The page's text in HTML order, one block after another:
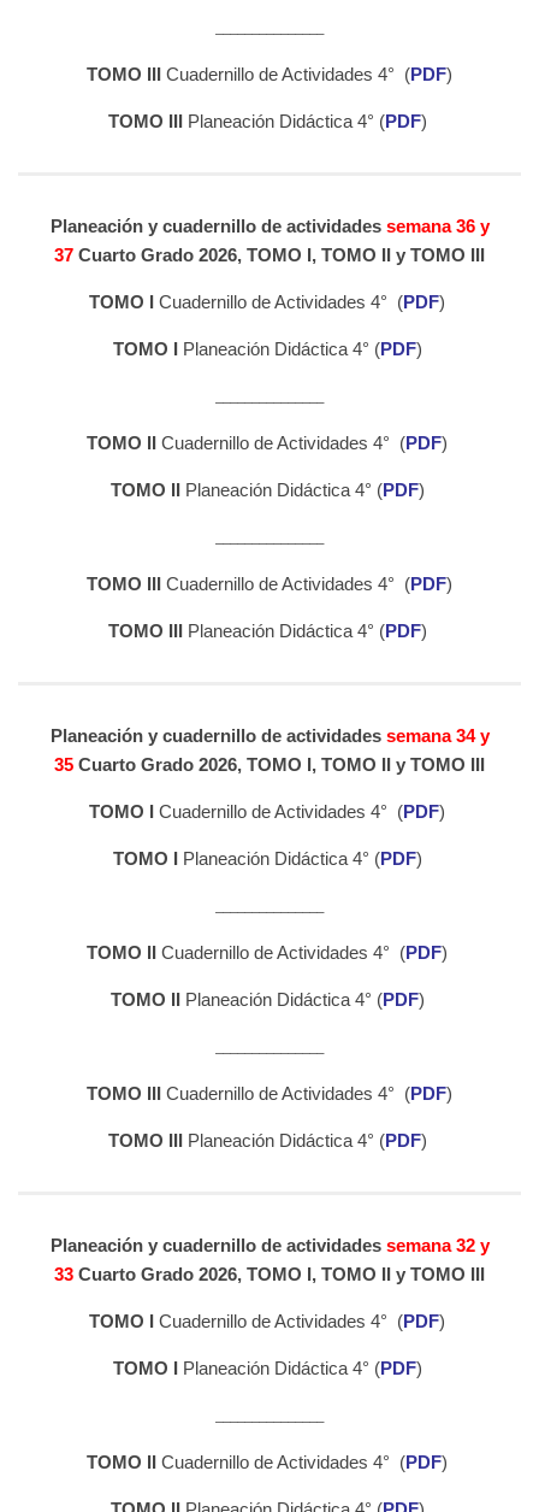
TOMO III Cuadernillo de Actividades 4° (PDF)
TOMO IIIPlaneación Didáctica 4° (PDF)
Planeación y cuadernillo de actividades semana 36 y
37 Cuarto Grado 2026, TOMO I, TOMO II y TOMO III
TOMO I Cuadernillo de Actividades 4° (PDF)
TOMO IPlaneación Didáctica 4° (PDF)
TOMO II Cuadernillo de Actividades 4° (PDF)
TOMO IIPlaneación Didáctica 4° (PDF)
TOMO III Cuadernillo de Actividades 4° (PDF)
TOMO IIIPlaneación Didáctica 4° (PDF)
Planeación y cuadernillo de actividades semana 34 y
35 Cuarto Grado 2026, TOMO I, TOMO II y TOMO III
TOMO I Cuadernillo de Actividades 4° (PDF)
TOMO IPlaneación Didáctica 4° (PDF)
TOMO II Cuadernillo de Actividades 4° (PDF)
TOMO IIPlaneación Didáctica 4° (PDF)
TOMO III Cuadernillo de Actividades 4° (PDF)
TOMO IIIPlaneación Didáctica 4° (PDF)
Planeación y cuadernillo de actividades semana 32 y
33 Cuarto Grado 2026, TOMO I, TOMO II y TOMO III
TOMO I Cuadernillo de Actividades 4° (PDF)
TOMO IPlaneación Didáctica 4° (PDF)
TOMO II Cuadernillo de Actividades 4° (PDF)